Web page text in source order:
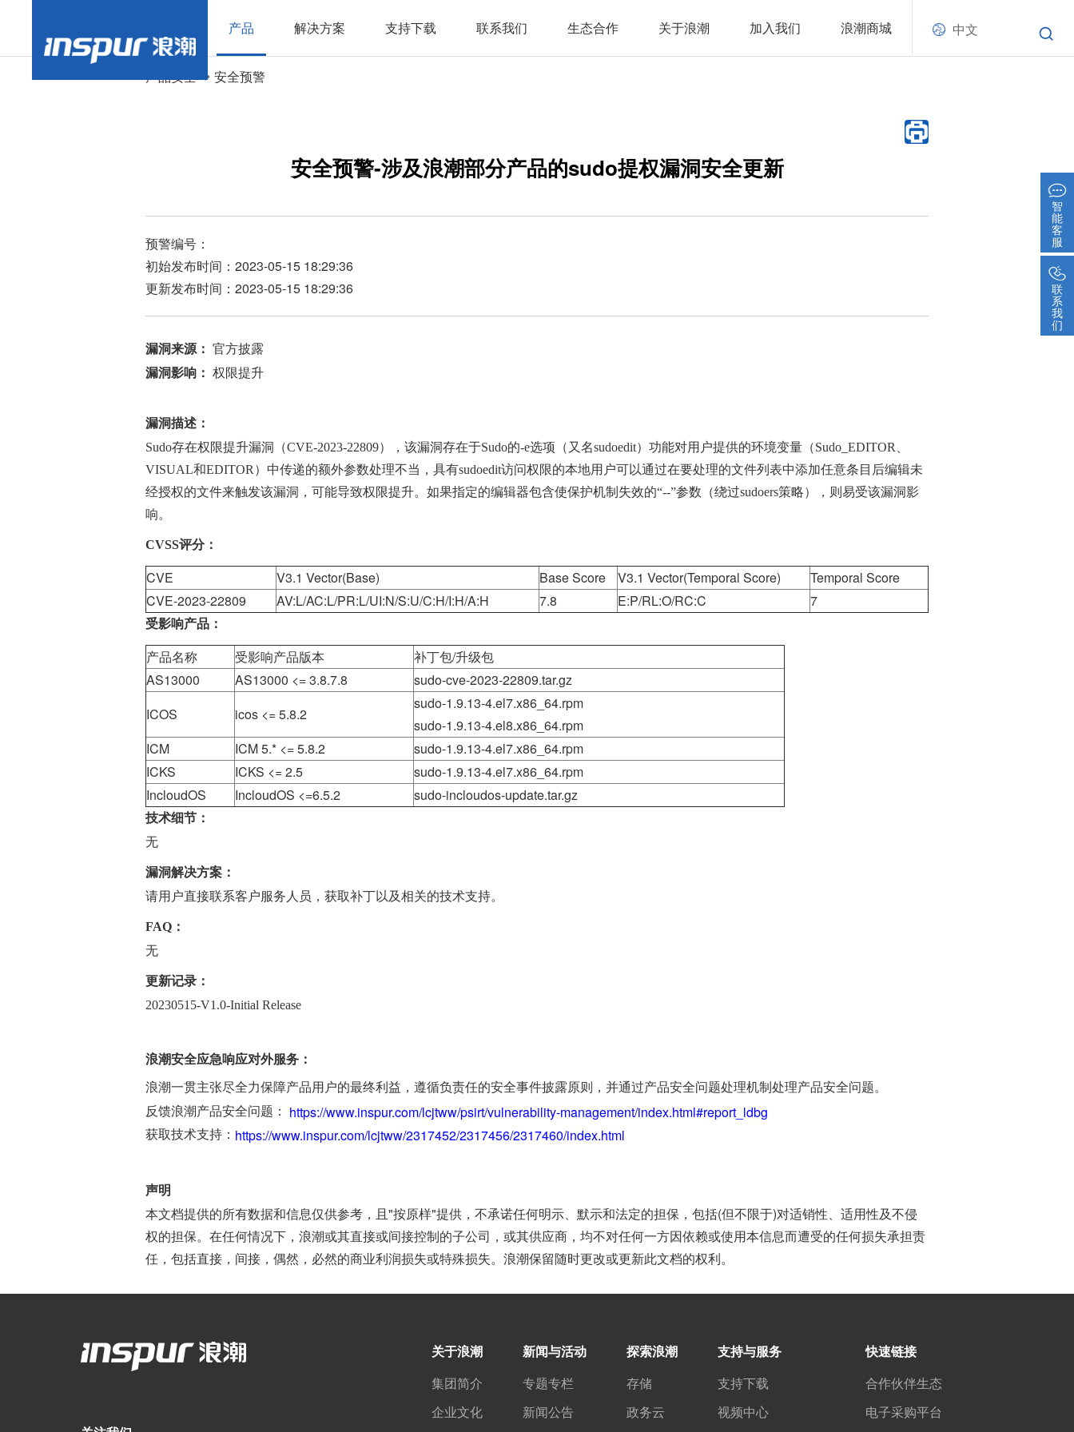
产品 解决方案 支持下载 联系我们 生态合作 关于浪潮 加入我们 浪潮商城 中文
产品安全 > 安全预警
安全预警-涉及浪潮部分产品的sudo提权漏洞安全更新
预警编号：
初始发布时间：2023-05-15 18:29:36
更新发布时间：2023-05-15 18:29:36
漏洞来源： 官方披露
漏洞影响： 权限提升
漏洞描述：
Sudo存在权限提升漏洞（CVE-2023-22809），该漏洞存在于Sudo的-e选项（又名sudoedit）功能对用户提供的环境变量（Sudo_EDITOR、
VISUAL和EDITOR）中传递的额外参数处理不当，具有sudoedit访问权限的本地用户可以通过在要处理的文件列表中添加任意条目后编辑未
经授权的文件来触发该漏洞，可能导致权限提升。如果指定的编辑器包含使保护机制失效的“--”参数（绕过sudoers策略），则易受该漏洞影
响。
CVSS评分：
CVE V3.1 Vector(Base) Base Score V3.1 Vector(Temporal Score)
Temporal Score
CVE-2023-22809
AV:L/AC:L/PR:L/UI:N/S:U/C:H/I:H/A:H 7.8 E:P/RL:O/RC:C 7
受影响产品：
产品名称 受影响产品版本
补丁包/升级包
AS13000
AS13000 <= 3.8.7.8
sudo-cve-2023-22809.tar.gz
ICOS
icos <= 5.8.2
sudo-1.9.13-4.el7.x86_64.rpm
sudo-1.9.13-4.el8.x86_64.rpm
ICM
ICM 5.* <= 5.8.2
sudo-1.9.13-4.el7.x86_64.rpm
ICKS
ICKS <= 2.5
sudo-1.9.13-4.el7.x86_64.rpm
IncloudOS
IncloudOS <=6.5.2 sudo-incloudos-update.tar.gz
技术细节：
无
漏洞解决方案：
请用户直接联系客户服务人员，获取补丁以及相关的技术支持。
FAQ：
无
更新记录：
20230515-V1.0-Initial Release
浪潮安全应急响应对外服务：
浪潮一贯主张尽全力保障产品用户的最终利益，遵循负责任的安全事件披露原则，并通过产品安全问题处理机制处理产品安全问题。
反馈浪潮产品安全问题： https://www.inspur.com/lcjtww/psirt/vulnerability-management/index.html#report_ldbg
获取技术支持： https://www.inspur.com/lcjtww/2317452/2317456/2317460/index.html
声明
本文档提供的所有数据和信息仅供参考，且"按原样"提供，不承诺任何明示、默示和法定的担保，包括(但不限于)对适销性、适用性及不侵
权的担保。在任何情况下，浪潮或其直接或间接控制的子公司，或其供应商，均不对任何一方因依赖或使用本信息而遭受的任何损失承担责
任，包括直接，间接，偶然，必然的商业利润损失或特殊损失。浪潮保留随时更改或更新此文档的权利。
智
能
客
服
联
系
我
们
关于浪潮
集团简介
企业文化
新闻与活动
专题专栏
新闻公告
探索浪潮
存储
政务云
支持与服务
支持下载
视频中心
快速链接
合作伙伴生态
电子采购平台